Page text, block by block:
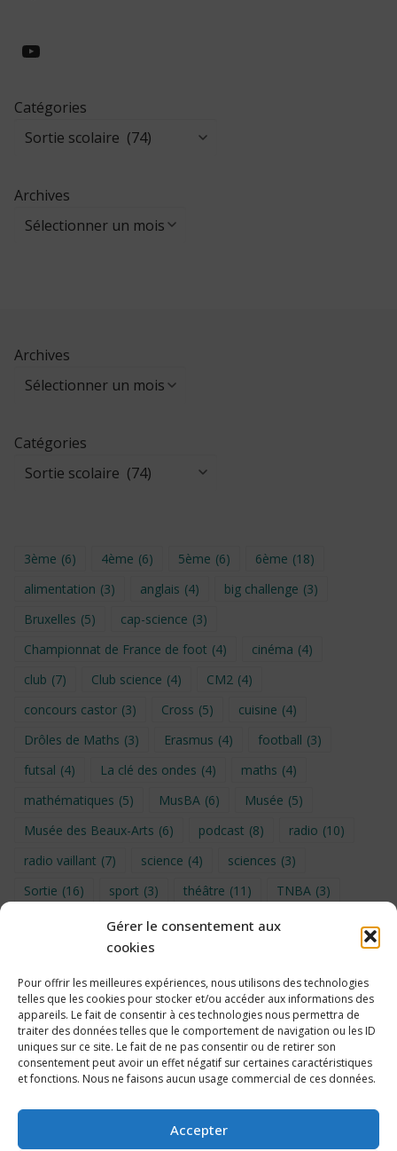
Gérer le consentement aux
cookies
Pour offrir les meilleures expériences, nous utilisons des technologies
telles que les cookies pour stocker et/ou accéder aux informations des
appareils. Le fait de consentir à ces technologies nous permettra de
traiter des données telles que le comportement de navigation ou les ID
uniques sur ce site. Le fait de ne pas consentir ou de retirer son
consentement peut avoir un effet négatif sur certaines caractéristiques
et fonctions. Nous ne faisons aucun usage commercial de ces données.
Accepter
https://www.youtube.com/
Catégories
Archives
Archives
Catégories
3ème (6) 4ème (6) 5ème (6) 6ème (18)
alimentation (3) anglais (4) big challenge (3)
Bruxelles (5) cap-science (3)
Championnat de France de foot (4) cinéma (4)
club (7) Club science (4) CM2 (4)
concours castor (3) Cross (5) cuisine (4)
Drôles de Maths (3) Erasmus (4) football (3)
futsal (4) La clé des ondes (4) maths (4)
mathématiques (5) MusBA (6) Musée (5)
Musée des Beaux-Arts (6) podcast (8) radio (10)
radio vaillant (7) science (4) sciences (3)
Sortie (16) sport (3) théâtre (11) TNBA (3)
UNSS (9) upe2a (7) vidéo
Voyage en provence 2026
Voyage à Bruxelles 2024 (4) Wahid Chakib (4)
éco-délégués (7)
Politique de cookies